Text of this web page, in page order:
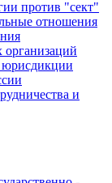
против "сект"
отношения
организаций
и